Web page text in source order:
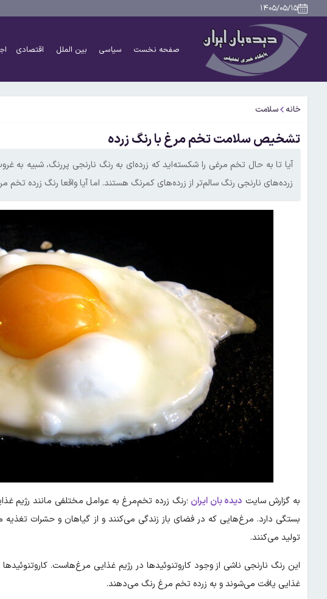
۱۴۰۵/۰۵/۱۵
صفحه نخست سیاسی بین الملل اقتصادی
خانه سلامت
تشخیص سلامت تخم مرغ با رنگ زرده
آیا تا به حال تخم مرغی را شکسته‌اید که زرده‌ای به رنگ نارنجی پررنگ، شبیه به
زرده‌های نارنجی‌ رنگ سالم‌تر از زرده‌های کمرنگ هستند. اما آیا واقعا رنگ زرده
به گزارش سایت دیده بان ایران ؛رنگ زرده تخم‌مرغ به عوامل مختلفی مانند
بستگی دارد. مرغ‌هایی که در فضای باز زندگی می‌کنند و از گیاهان و حشرات تغذیه
تولید می‌کنند.
این رنگ نارنجی ناشی از وجود کاروتنوئیدها در رژیم غذایی مرغ‌هاست.
غذایی یافت می‌شوند و به زرده تخم مرغ رنگ می‌دهند.